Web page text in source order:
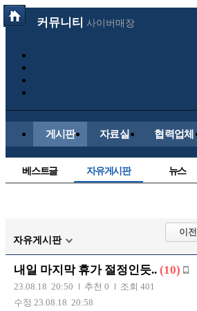
커뮤니티 사이버매장
게시판 자료실 협력업체
베스트글 자유게시판 뉴스
해외축구
자유게시판
이전
내일 마지막 휴가 절정인듯.. (10)
23.08.18 20:50 추천 0
조회 401
수정 23.08.18 20:58